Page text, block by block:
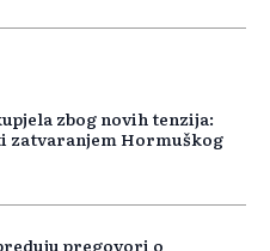
zbog novih tenzija:
zatvaranjem Hormuškog
pregovori o